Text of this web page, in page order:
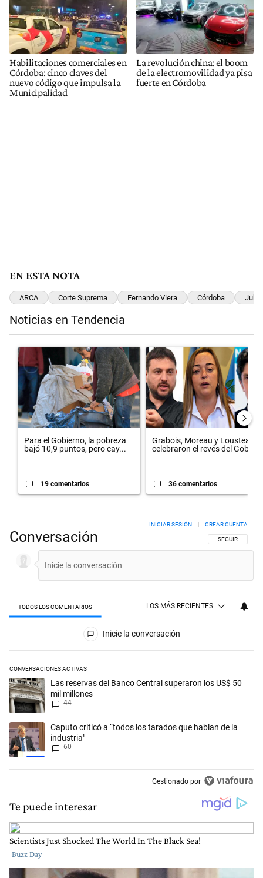
Habilitaciones comerciales en
Córdoba: cinco claves del
nuevo código que impulsa la
Municipalidad
La revolución china: el boom
de la electromovilidad ya pisa
fuerte en Córdoba
EN ESTA NOTA
ARCA Corte Suprema Fernando Viera Córdoba
Noticias en Tendencia
Un artículo de tendencia con el título "Para el Gobierno, la pobreza
Para el Gobierno, la pobreza
bajó 10,9 puntos, pero cay...
19 comentarios
Un artículo de tendencia con el
Grabois, Moreau y Lousteau
celebraron el revés del Gobi...
36 comentarios
Conversación SIGA ESTA
SEGUIR
INICIAR SESIÓN CREAR CUENTA
TODOS LOS COMENTARIOS LOS MÁS RECIENTES
Todos los comentarios
Inicie la conversación
CONVERSACIONES ACTIVAS
Este listado muestra los artículos con más comentarios en los
Un artículo de tendencia con el título "Las reservas del Banco Central
Las reservas del Banco Central superaron los US$ 50
mil millones
44
Un artículo de tendencia con el título "Caputo criticó a “todos los
Caputo criticó a “todos los tarados que hablan de la
industria"
60
Gestionado por